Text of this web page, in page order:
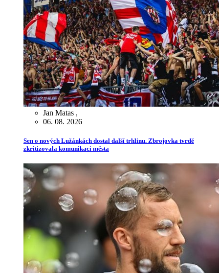
Jan Matas ,
06. 08. 2026
Sen o nových Lužánkách dostal další trhlinu. Zbrojovka tvrdě
zkritizovala komunikaci města